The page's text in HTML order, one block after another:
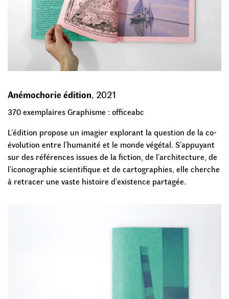
Anémochorie édition, 2021
370 exemplaires Graphisme : officeabc
L’édition propose un imagier explorant la question de la co-
évolution entre l’humanité et le monde végétal. S’appuyant
sur des références issues de la fiction, de l’architecture, de
l’iconographie scientifique et de cartographies, elle cherche
à retracer une vaste histoire d’existence partagée.